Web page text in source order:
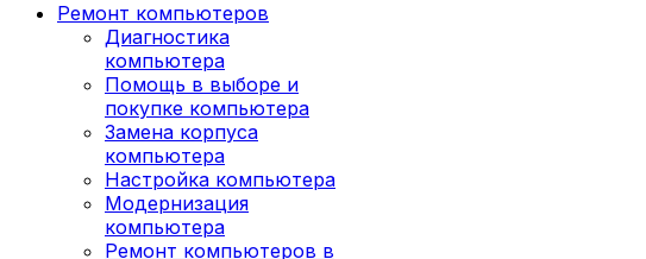
Ремонт компьютеров
Диагностика
компьютера
Помощь в выборе и
покупке компьютера
Замена корпуса
компьютера
Настройка компьютера
Модернизация
компьютера
Ремонт компьютеров в